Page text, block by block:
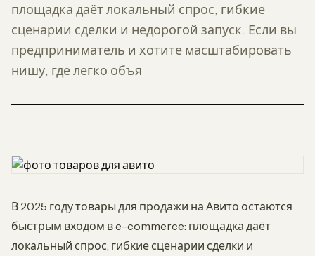
площадка даёт локальный спрос, гибкие
сценарии сделки и недорогой запуск. Если вы
предприниматель и хотите масштабировать
нишу, где легко объя
В 2025 году товары для продажи на Авито остаются
быстрым входом в e-commerce: площадка даёт
локальный спрос, гибкие сценарии сделки и